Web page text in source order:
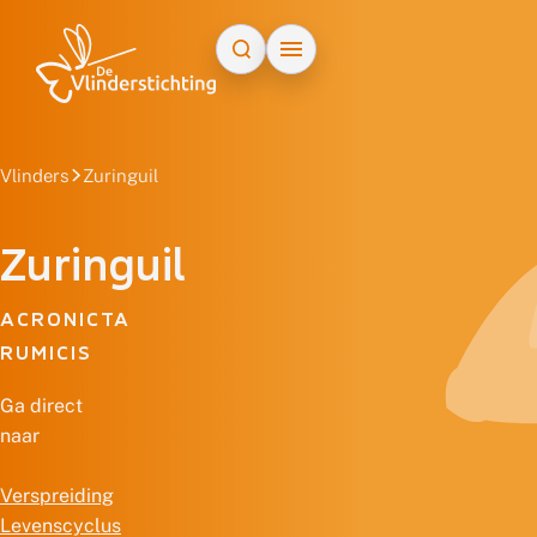
Vlinders Zuringuil
Zuringuil
ACRONICTA
RUMICIS
Ga direct
naar
Verspreiding
Levenscyclus